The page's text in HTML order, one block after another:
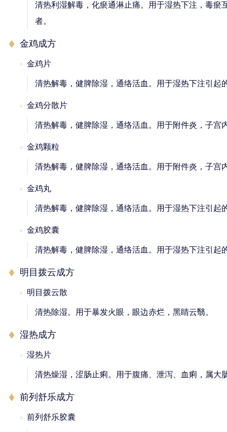
清热利湿解毒，化瘀通淋止痛。用于湿热下注，毒
者。
金鸡成方
金鸡片
清热解毒，健脾除湿，通络活血。用于湿热下注引起
金鸡分散片
清热解毒，健脾除湿，通络活血。用于附件炎，子宫
金鸡颗粒
清热解毒，健脾除湿，通络活血。用于附件炎，子宫
金鸡丸
清热解毒，健脾除湿，通络活血。用于湿热下注引起
金鸡胶囊
清热解毒，健脾除湿，通络活血。用于湿热下注引起
明目拨云成方
明目拨云散
清热除湿。用于暴发火眼，眼边赤烂，黑睛云翳。
湿热成方
湿热片
清热燥湿，涩肠止痢。用于腹痛、泄泻、血痢，属大
前列舒乐成方
前列舒乐胶囊